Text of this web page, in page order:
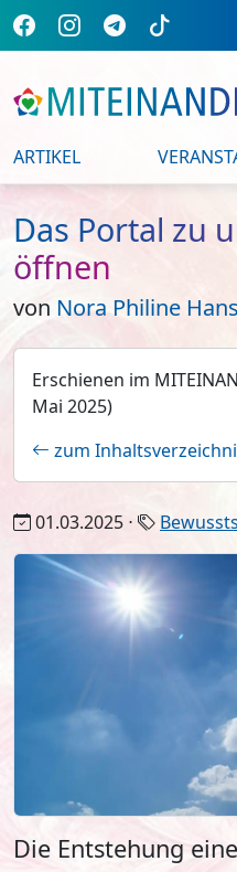
ARTIKEL
Das Portal zu
öffnen
von Nora Philine
Erschienen im
Mai 2025)
zum
01.03.2025 ⋅
Die Entstehung